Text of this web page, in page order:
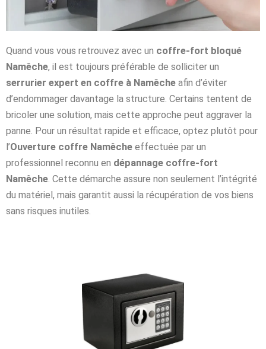
Quand vous vous retrouvez avec un coffre-fort bloqué
Namêche, il est toujours préférable de solliciter un
serrurier expert en coffre à Namêche afin d’éviter
d’endommager davantage la structure. Certains tentent de
bricoler une solution, mais cette approche peut aggraver la
panne. Pour un résultat rapide et efficace, optez plutôt pour
l’Ouverture coffre Namêche effectuée par un
professionnel reconnu en dépannage coffre-fort
Namêche. Cette démarche assure non seulement l’intégrité
du matériel, mais garantit aussi la récupération de vos biens
sans risques inutiles.